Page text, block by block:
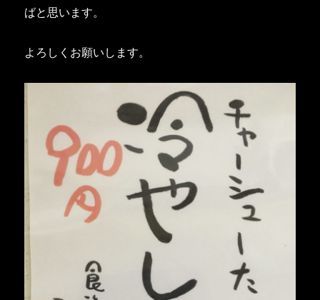
ばと思います。
よろしくお願いします。